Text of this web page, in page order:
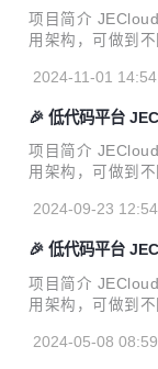
项目简介
用架构，可做到
入口，方便开发
P、OA、CRM、
统，是企业数字
12 点、24 点系
atures PC骨架项
2024-11-01
🎉 低代码平台
项目简介
用架构，可做到
入口，方便开发
P、OA、CRM、
统，是企业数字
29) Features PC
访问时长日志变
2024-09-23
🎉 低代码平台
项目简介
用架构，可做到
入口，方便开发
2024-05-08